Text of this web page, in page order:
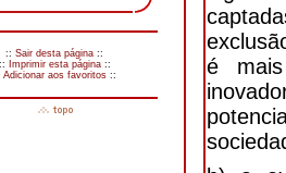
:: Sair desta página ::
::
Imprimir esta página::
Adicionar aos favoritos::
é